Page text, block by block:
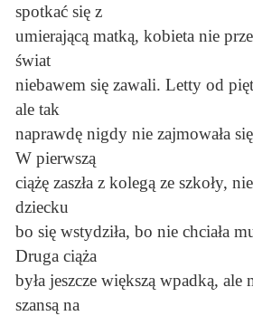
spotkać się z
umierającą matką, kobieta nie
świat
niebawem się zawali. Letty od
ale tak
naprawdę nigdy nie zajmowała
W pierwszą
ciążę zaszła z kolegą ze szkoły,
dziecku
bo się wstydziła, bo nie chciała
Druga ciąża
była jeszcze większą wpadką, ale
szansą na